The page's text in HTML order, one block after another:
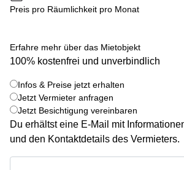
Seminarraum
mieten
Neuss
Büro
mieten
Hamburg
Büro
mieten
Mitte
Arcus
Str.
Mainzer
69
Frankfurt
Europaplatz
2 Berlin
Regus
Preis pro Räumlichkeit pro Monat
Erfahre mehr über das Mietobjekt
100% kostenfrei und unverbindlich
Infos & Preise jetzt erhalten
Jetzt Vermieter anfragen
Jetzt Besichtigung vereinbaren
Du erhältst eine E-Mail mit
und den Kontaktdetails des Vermieters.